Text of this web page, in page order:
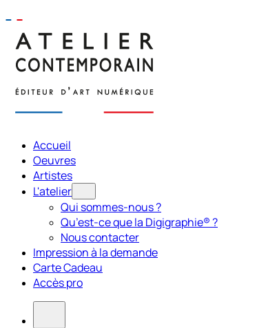
Accueil
Oeuvres
Artistes
L'atelier
Qui sommes-nous ?
Qu’est-ce que la Digigraphie® ?
Nous contacter
Impression à la demande
Carte Cadeau
Accès pro